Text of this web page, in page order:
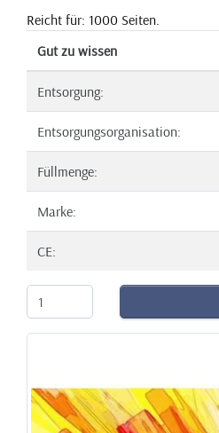
Reicht für: 1000 Seiten.
Gut zu wissen
Entsorgung:
Entsorgungsorganisation:
Füllmenge:
Marke:
CE: